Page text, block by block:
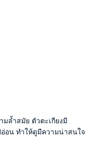
ล้ำสมัย ตัวตะเกียงมี
อน ทำให้ดูมีความน่าสนใจ